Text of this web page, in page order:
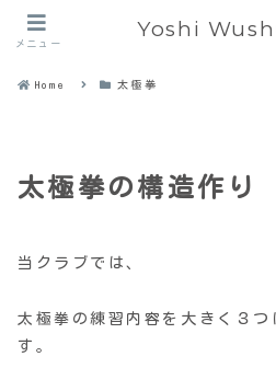
Home 太極拳
太極拳の構造作り
当クラブでは、
太極拳の練習内容を大きく３つ
す。
メニュー
Yoshi